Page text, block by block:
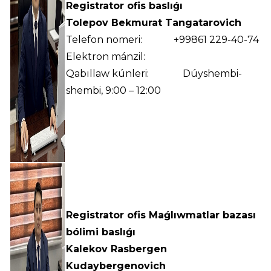
Registrator ofis baslıǵı
Tolepov Bekmurat Tangatarovich
Telefon nomeri: +99861 229-40-74
Elektron mánzil:
Qabıllaw kúnleri: Dúyshembi-
shembi, 9:00 – 12:00
Registrator ofis Maǵlıwmatlar bazası
bólimi baslıǵı
Kalekov Rasbergen
Kudaybergenovich